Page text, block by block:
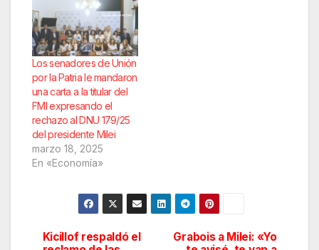
Los senadores de Unión
por la Patria le mandaron
una carta a la titular del
FMI expresando el
rechazo al DNU 179/25
del presidente Milei
marzo 18, 2025
En «Economía»
Navegación
Grabois a Milei: «Yo
Kicillof respaldó el